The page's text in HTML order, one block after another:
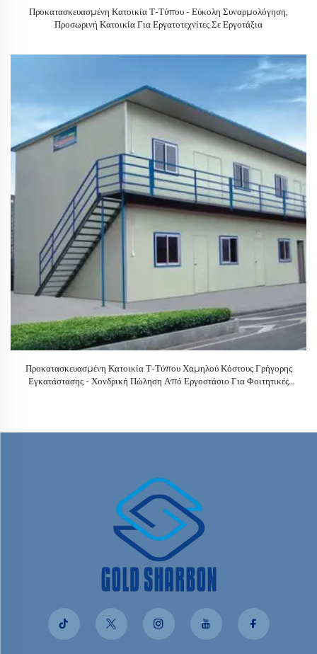
Προκατασκευασμένη Κατοικία Τ-Τύπου - Εύκολη Συναρμολόγηση,
Προσωρινή Κατοικία Για Εργατοτεχνίτες Σε Εργοτάξια
Προκατασκευασμένη Κατοικία Τ-Τύπου Χαμηλού Κόστους Γρήγορης
Εγκατάστασης - Χονδρική Πώληση Από Εργοστάσιο Για Φοιτητικές